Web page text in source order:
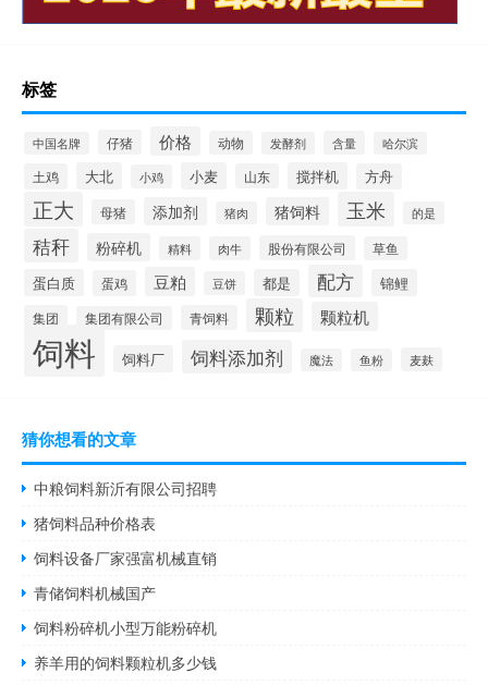
标签
中国名牌 仔猪 价格 动物 发酵剂 含量 哈尔滨
土鸡 大北 小鸡 小麦 山东 搅拌机 方舟
正大 母猪 添加剂 猪肉 猪饲料 玉米 的是
秸秆 粉碎机 精料 肉牛 股份有限公司 草鱼
蛋白质 蛋鸡 豆粕 豆饼 都是 配方 锦鲤
集团 集团有限公司 青饲料 颗粒 颗粒机
饲料 饲料厂 饲料添加剂 魔法 鱼粉 麦麸
猜你想看的文章
中粮饲料新沂有限公司招聘
猪饲料品种价格表
饲料设备厂家强富机械直销
青储饲料机械国产
饲料粉碎机小型万能粉碎机
养羊用的饲料颗粒机多少钱